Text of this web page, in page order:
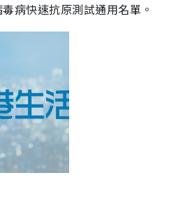
病快速抗原測試通用名單。